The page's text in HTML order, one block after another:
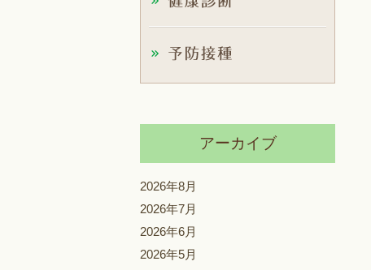
アーカイブ
2026年8月
2026年7月
2026年6月
2026年5月